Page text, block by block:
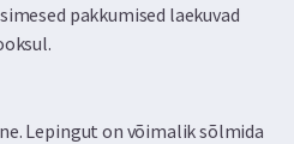
pakkumised laekuvad
Lepingut on võimalik sõlmida